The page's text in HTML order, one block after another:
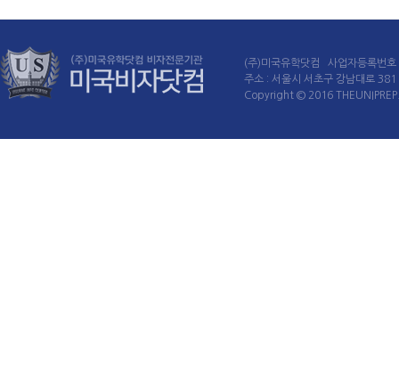
(주)미국유학닷컴 사업자등록번
주소 : 서울시 서초구 강남대로
Copyright © 2016